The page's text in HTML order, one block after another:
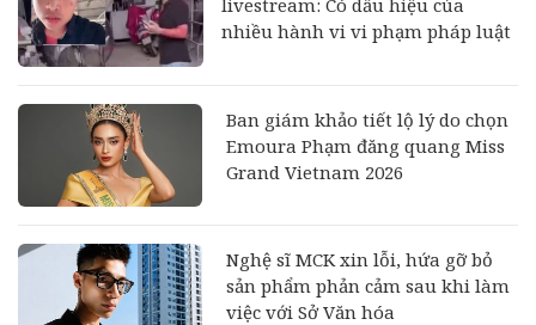
nhiều hành vi vi phạm pháp luật
Ban giám khảo tiết lộ lý do chọn
Emoura Phạm đăng quang Miss
Grand Vietnam 2026
Nghệ sĩ MCK xin lỗi, hứa gỡ bỏ
sản phẩm phản cảm sau khi làm
việc với Sở Văn hóa